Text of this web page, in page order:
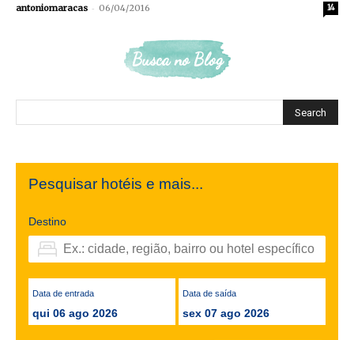
antoniomaracas - 06/04/2016 14
Busca no Blog
Pesquisar hotéis e mais...
Destino
Data de entrada
qui 06 ago 2026
Data de saída
sex 07 ago 2026